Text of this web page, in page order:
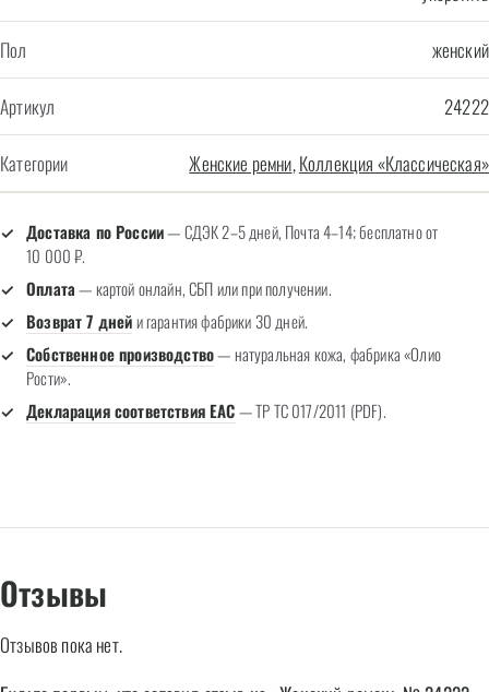
Пол женский
Артикул 24222
Категории Женские ремни,Коллекция «Классическая»
Доставка по России— СДЭК 2–5 дней, Почта 4–14; бесплатно от
10 000 ₽.
Оплата— картой онлайн, СБП или при получении.
Возврат 7 днейи гарантия фабрики 30 дней.
Собственное производство— натуральная кожа, фабрика «Олио
Рости».
Декларация соответствия EAC— ТР ТС 017/2011 (PDF).
Отзывы
Отзывов пока нет.